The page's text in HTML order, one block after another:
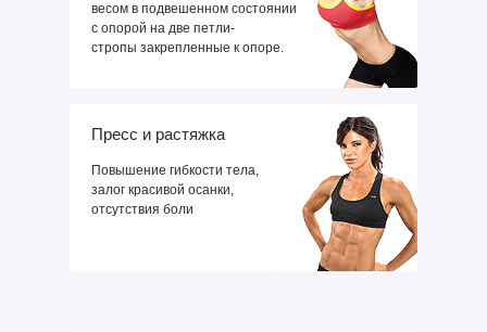
весом в подвешенном состоянии
с опорой на две петли-
стропы закрепленные к опоре.
Пресс и растяжка
Повышение гибкости тела,
залог красивой осанки,
отсутствия боли